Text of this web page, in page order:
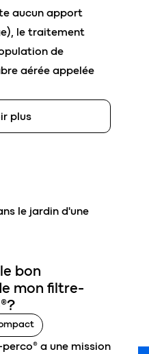
aucun apport
le traitement
de
aérée appelée
plus
le bon
mon filtre-
?
a une mission